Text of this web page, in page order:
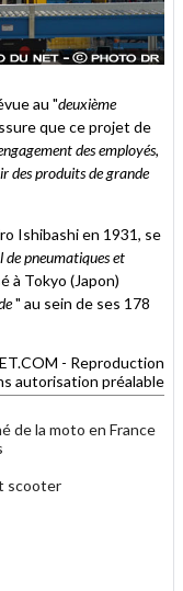
au "deuxième
que ce projet de
des employés,
des produits de grande
Ishibashi en 1931, se
pneumatiques et
à Tokyo (Japon)
" au sein de ses 178
- Reproduction
autorisation préalable
de la moto en France
scooter